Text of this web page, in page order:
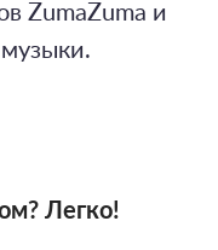
ZumaZuma и
Легко!